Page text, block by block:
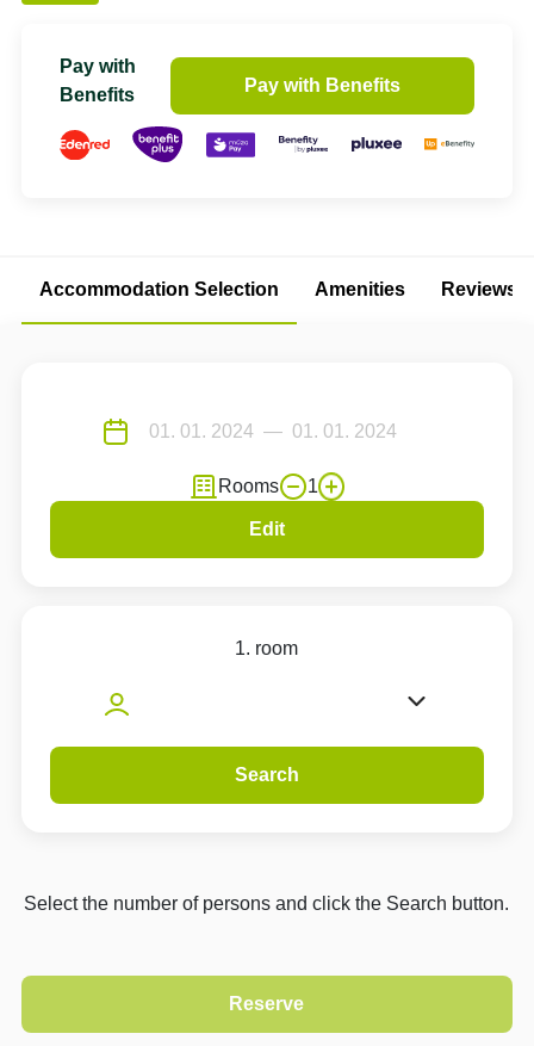
Pay with
Benefits
Pay with Benefits
Accommodation Selection Amenities Reviews
Rooms 1
Edit
1. room
Search
Select the number of persons and click the Search button.